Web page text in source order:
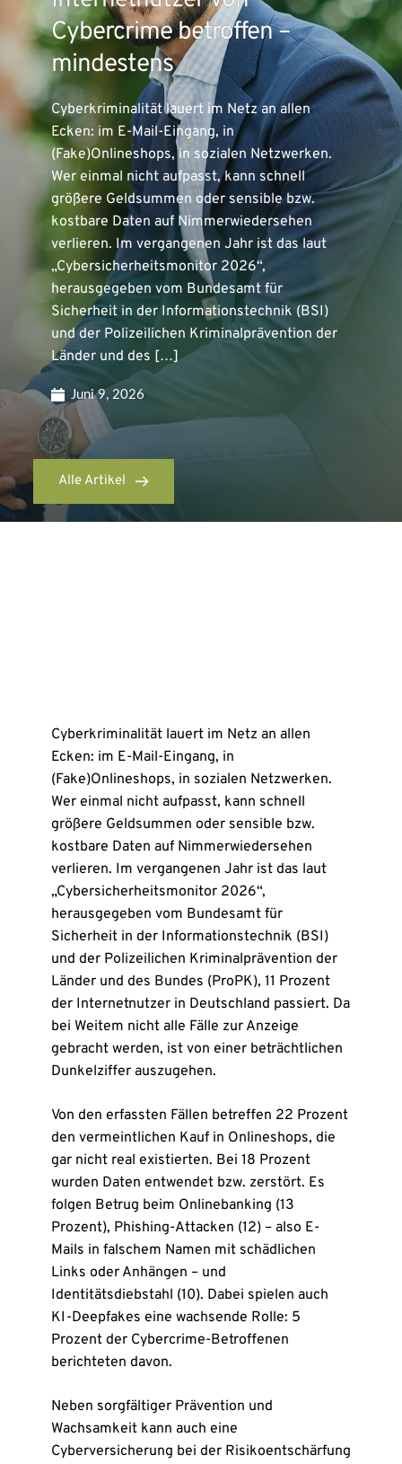
Cybercrime betroffen –
mindestens
Cyberkriminalität lauert im Netz an allen
Ecken: im E-Mail-Eingang, in
(Fake)Onlineshops, in sozialen Netzwerken.
Wer einmal nicht aufpasst, kann schnell
größere Geldsummen oder sensible bzw.
kostbare Daten auf Nimmerwiedersehen
verlieren. Im vergangenen Jahr ist das laut
„Cybersicherheitsmonitor 2026“,
herausgegeben vom Bundesamt für
Sicherheit in der Informationstechnik (BSI)
und der Polizeilichen Kriminalprävention der
Länder und des […]
Juni 9, 2026
Alle Artikel
Cyberkriminalität lauert im Netz an allen
Ecken: im E-Mail-Eingang, in
(Fake)Onlineshops, in sozialen Netzwerken.
Wer einmal nicht aufpasst, kann schnell
größere Geldsummen oder sensible bzw.
kostbare Daten auf Nimmerwiedersehen
verlieren. Im vergangenen Jahr ist das laut
„Cybersicherheitsmonitor 2026“,
herausgegeben vom Bundesamt für
Sicherheit in der Informationstechnik (BSI)
und der Polizeilichen Kriminalprävention der
Länder und des Bundes (ProPK), 11 Prozent
der Internetnutzer in Deutschland passiert. Da
bei Weitem nicht alle Fälle zur Anzeige
gebracht werden, ist von einer beträchtlichen
Dunkelziffer auszugehen.
Von den erfassten Fällen betreffen 22 Prozent
den vermeintlichen Kauf in Onlineshops, die
gar nicht real existierten. Bei 18 Prozent
wurden Daten entwendet bzw. zerstört. Es
folgen Betrug beim Onlinebanking (13
Prozent), Phishing-Attacken (12) – also E-
Mails in falschem Namen mit schädlichen
Links oder Anhängen – und
Identitätsdiebstahl (10). Dabei spielen auch
KI-Deepfakes eine wachsende Rolle: 5
Prozent der Cybercrime-Betroffenen
berichteten davon.
Neben sorgfältiger Prävention und
Wachsamkeit kann auch eine
Cyberversicherung bei der Risikoentschärfung